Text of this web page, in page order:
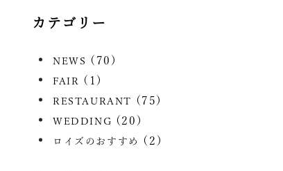
カテゴリー
NEWS (70)
FAIR (1)
RESTAURANT (75)
WEDDING (20)
ロイズのおすすめ (2)